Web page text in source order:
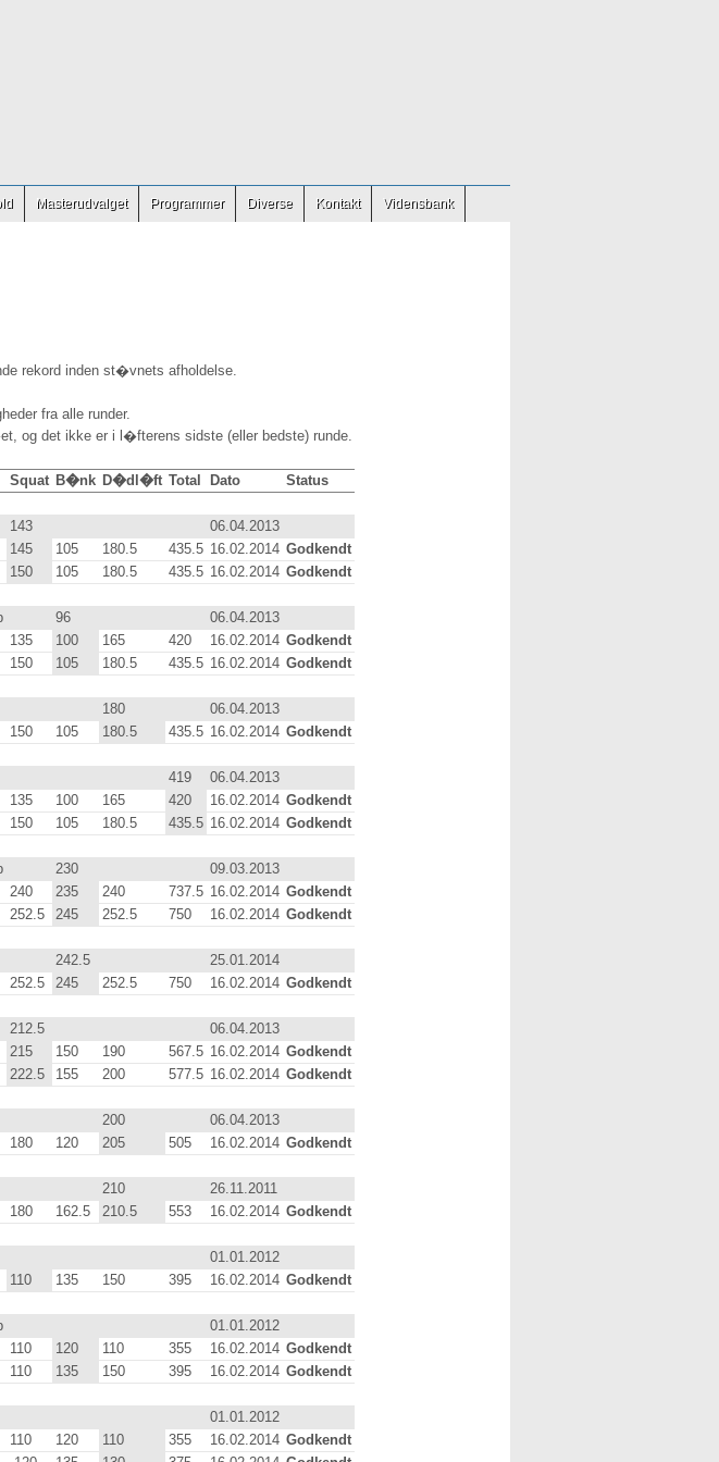
Masterudvalget Programmer Diverse Kontakt Vidensbank
rekord inden st�vnets afholdelse.
fra alle runder.
og det ikke er i l�fterens sidste (eller bedste) runde.
Squat B�nk D�dl�ft Total Dato Status
143
06.04.2013
145 105 180.5 435.5 16.02.2014 Godkendt
150 105 180.5 435.5 16.02.2014 Godkendt
96
06.04.2013
135 100 165 420 16.02.2014 Godkendt
150 105 180.5 435.5 16.02.2014 Godkendt
180
06.04.2013
150 105 180.5 435.5 16.02.2014 Godkendt
419
06.04.2013
135 100 165 420 16.02.2014 Godkendt
150 105 180.5 435.5 16.02.2014 Godkendt
230
09.03.2013
240 235 240 737.5 16.02.2014 Godkendt
252.5 245 252.5 750 16.02.2014 Godkendt
242.5
25.01.2014
252.5 245 252.5 750 16.02.2014 Godkendt
212.5
06.04.2013
215 150 190 567.5 16.02.2014 Godkendt
222.5 155 200 577.5 16.02.2014 Godkendt
200
06.04.2013
180 120 205 505 16.02.2014 Godkendt
210
26.11.2011
180 162.5 210.5 553 16.02.2014 Godkendt
01.01.2012
110 135 150 395 16.02.2014 Godkendt
01.01.2012
110 120 110 355 16.02.2014 Godkendt
110 135 150 395 16.02.2014 Godkendt
01.01.2012
110 120 110 355 16.02.2014 Godkendt